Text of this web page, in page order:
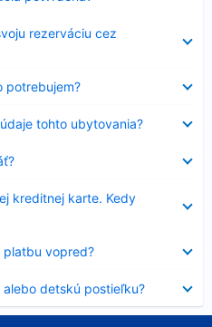
rezerváciu cez
potrebujem?
tohto ubytovania?
kreditnej karte. Kedy
platbu vopred?
detskú postieľku?